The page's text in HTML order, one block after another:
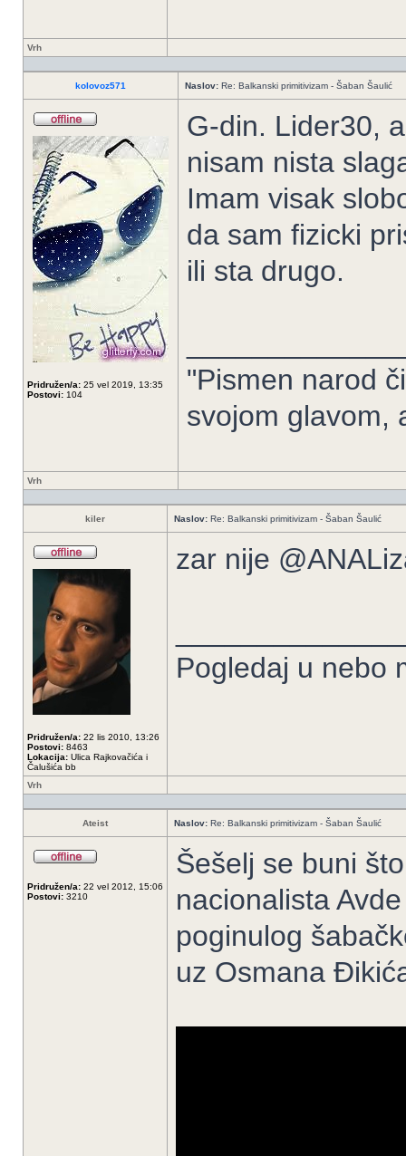
Vrh
kolovoz571 Naslov: Re: Balkanski primitivizam - Šaban Šaulić
Pridružen/a: 25 vel 2019, 13:35
Postovi: 104
G-din. Lider30,
nisam nista
Imam visak
da sam fizicki
ili sta drugo.
"Pismen narod
svojom glavom,
Vrh
kiler Naslov: Re: Balkanski primitivizam - Šaban Šaulić
Pridružen/a: 22 lis 2010, 13:26
Postovi: 8463
Lokacija: Ulica Rajkovačića i
Čalušića bb
zar nije
Pogledaj u nebo
Vrh
Ateist Naslov: Re: Balkanski primitivizam - Šaban Šaulić
Pridružen/a: 22 vel 2012, 15:06
Postovi: 3210
Šešelj se buni
nacionalista
poginulog
uz Osmana